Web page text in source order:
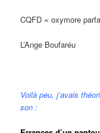
CQFD = oxymore
L’Ange Boufaréu
Voilà peu, j’avais
son :